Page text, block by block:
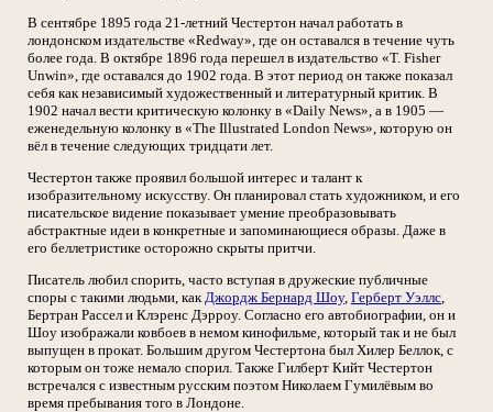
В сентябре 1895 года 21-летний Честертон начал работать в
лондонском издательстве «Redway», где он оставался в течение чуть
более года. В октябре 1896 года перешел в издательство «T. Fisher
Unwin», где оставался до 1902 года. В этот период он также показал
себя как независимый художественный и литературный критик. В
1902 начал вести критическую колонку в «Daily News», а в 1905 —
еженедельную колонку в «The Illustrated London News», которую он
вёл в течение следующих тридцати лет.
Честертон также проявил большой интерес и талант к
изобразительному искусству. Он планировал стать художником, и его
писательское видение показывает умение преобразовывать
абстрактные идеи в конкретные и запоминающиеся образы. Даже в
его беллетристике осторожно скрыты притчи.
Писатель любил спорить, часто вступая в дружеские публичные
споры с такими людьми, какДжордж Бернард Шоу, Герберт Уэллс,
Бертран Рассел и Клэренс Дэрроу. Согласно его автобиографии, он и
Шоу изображали ковбоев в немом кинофильме, который так и не был
выпущен в прокат. Большим другом Честертона был Хилер Беллок, с
которым он тоже немало спорил. Также Гилберт Кийт Честертон
встречался с известным русским поэтом Николаем Гумилёвым во
время пребывания того в Лондоне.